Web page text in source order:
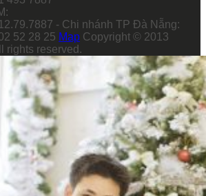
- Chi nhánh TP Đà Nẵng:
52 28 25 Map Copyright © 2013
rights reserved.